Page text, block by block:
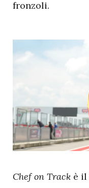
fronzoli.
Chef on Track è il